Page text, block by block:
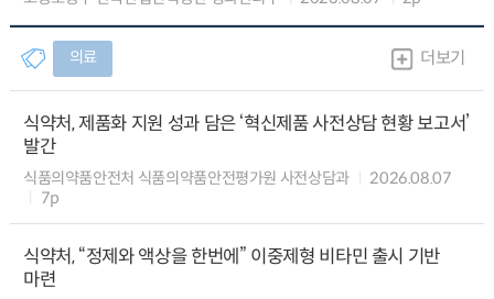
의료 더보기
식약처, 제품화 지원 성과 담은 ‘혁신제품 사전상담 현황 보고서’
발간
식품의약품안전처 식품의약품안전평가원 사전상담과
2026.08.07
7p
식약처, “정제와 액상을 한번에” 이중제형 비타민 출시 기반
마련